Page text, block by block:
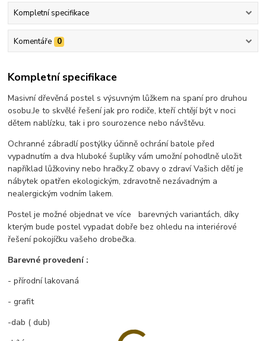
Kompletní specifikace
Komentáře 0
Kompletní specifikace
Masivní dřevěná postel s výsuvným lůžkem na spaní pro druhou
osobu.Je to skvělé řešení jak pro rodiče, kteří chtějí být v noci
dětem nablízku, tak i pro sourozence nebo návštěvu.
Ochranné zábradlí postýlky účinně ochrání batole před
vypadnutím a dva hluboké šuplíky vám umožní pohodlně uložit
například lůžkoviny nebo hračky.Z obavy o zdraví Vašich dětí je
nábytek opatřen ekologickým, zdravotně nezávadným a
nealergickým vodním lakem.
Postel je možné objednat ve více barevných variantách, díky
kterým bude postel vypadat dobře bez ohledu na interiérové ​​
řešení pokojíčku vašeho drobečka.
Barevné provedení :
- přírodní lakovaná
- grafit
-dab ( dub)